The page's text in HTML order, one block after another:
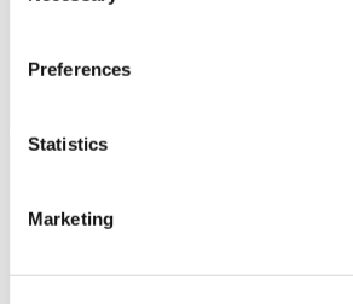
Preferences
Statistics
Marketing